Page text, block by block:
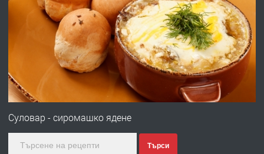
ПРЕДЛАГА
УДЪЛЖАВАНЕ НА ЧОВЕШКИЯТ
ЖИВОТ И ПОДОБРЯВАНЕ НА
НЕГОВОТО КАЧЕСТВО
преди 2 години
ПРЕДЛАГА Имот в Северна Гърция, до Кавала
Суловар - сиромашко ядене
Търси